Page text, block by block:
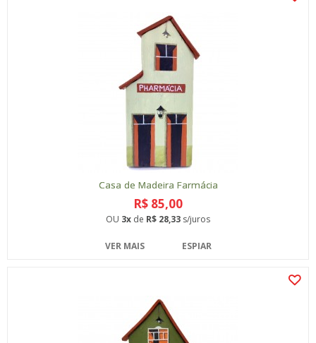
Casa de Madeira Farmácia
R$ 85,00
OU 3x de R$ 28,33 s/juros
VER MAIS ESPIAR